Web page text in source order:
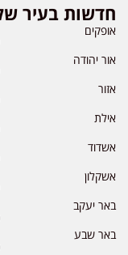
חדשות בעיר
אופקים
אור יהודה
אזור
אילת
אשדוד
אשקלון
באר יעקב
באר שבע